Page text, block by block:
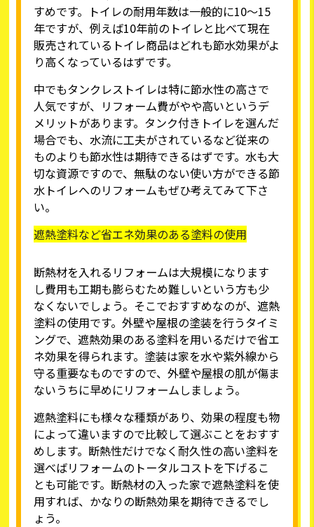
すめです。トイレの耐用年数は一般的に10～15
年ですが、例えば10年前のトイレと比べて現在
販売されているトイレ商品はどれも節水効果がよ
り高くなっているはずです。
中でもタンクレストイレは特に節水性の高さで
人気ですが、リフォーム費がやや高いというデ
メリットがあります。タンク付きトイレを選んだ
場合でも、水流に工夫がされているなど従来の
ものよりも節水性は期待できるはずです。水も大
切な資源ですので、無駄のない使い方ができる節
水トイレへのリフォームもぜひ考えてみて下さ
い。
遮熱塗料など省エネ効果のある塗料の使用
断熱材を入れるリフォームは大規模になります
し費用も工期も膨らむため難しいという方も少
なくないでしょう。そこでおすすめなのが、遮熱
塗料の使用です。外壁や屋根の塗装を行うタイミ
ングで、遮熱効果のある塗料を用いるだけで省エ
ネ効果を得られます。塗装は家を水や紫外線から
守る重要なものですので、外壁や屋根の肌が傷ま
ないうちに早めにリフォームしましょう。
遮熱塗料にも様々な種類があり、効果の程度も物
によって違いますので比較して選ぶことをおすす
めします。断熱性だけでなく耐久性の高い塗料を
選べばリフォームのトータルコストを下げるこ
とも可能です。断熱材の入った家で遮熱塗料を使
用すれば、かなりの断熱効果を期待できるでし
ょう。